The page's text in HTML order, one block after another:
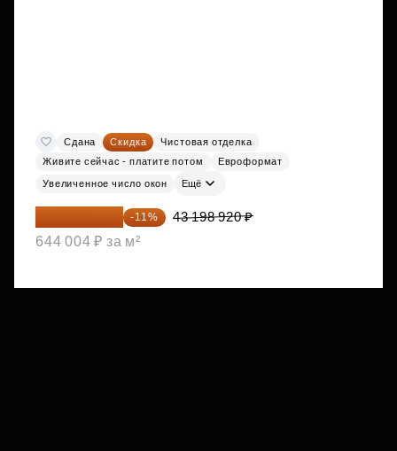
Сдана Скидка
Чистовая отделка
Живите сейчас - платите потом
Евроформат
Увеличенное число окон Ещё
38 447 039 ₽ -11%
43 198 920 ₽
644 004 ₽ за м²